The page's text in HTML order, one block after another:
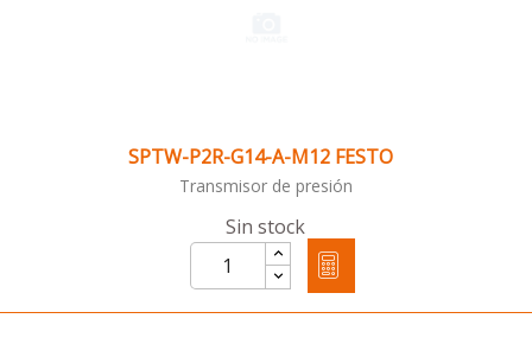
SPTW-P2R-G14-A-M12 FESTO
Transmisor de presión
Sin stock